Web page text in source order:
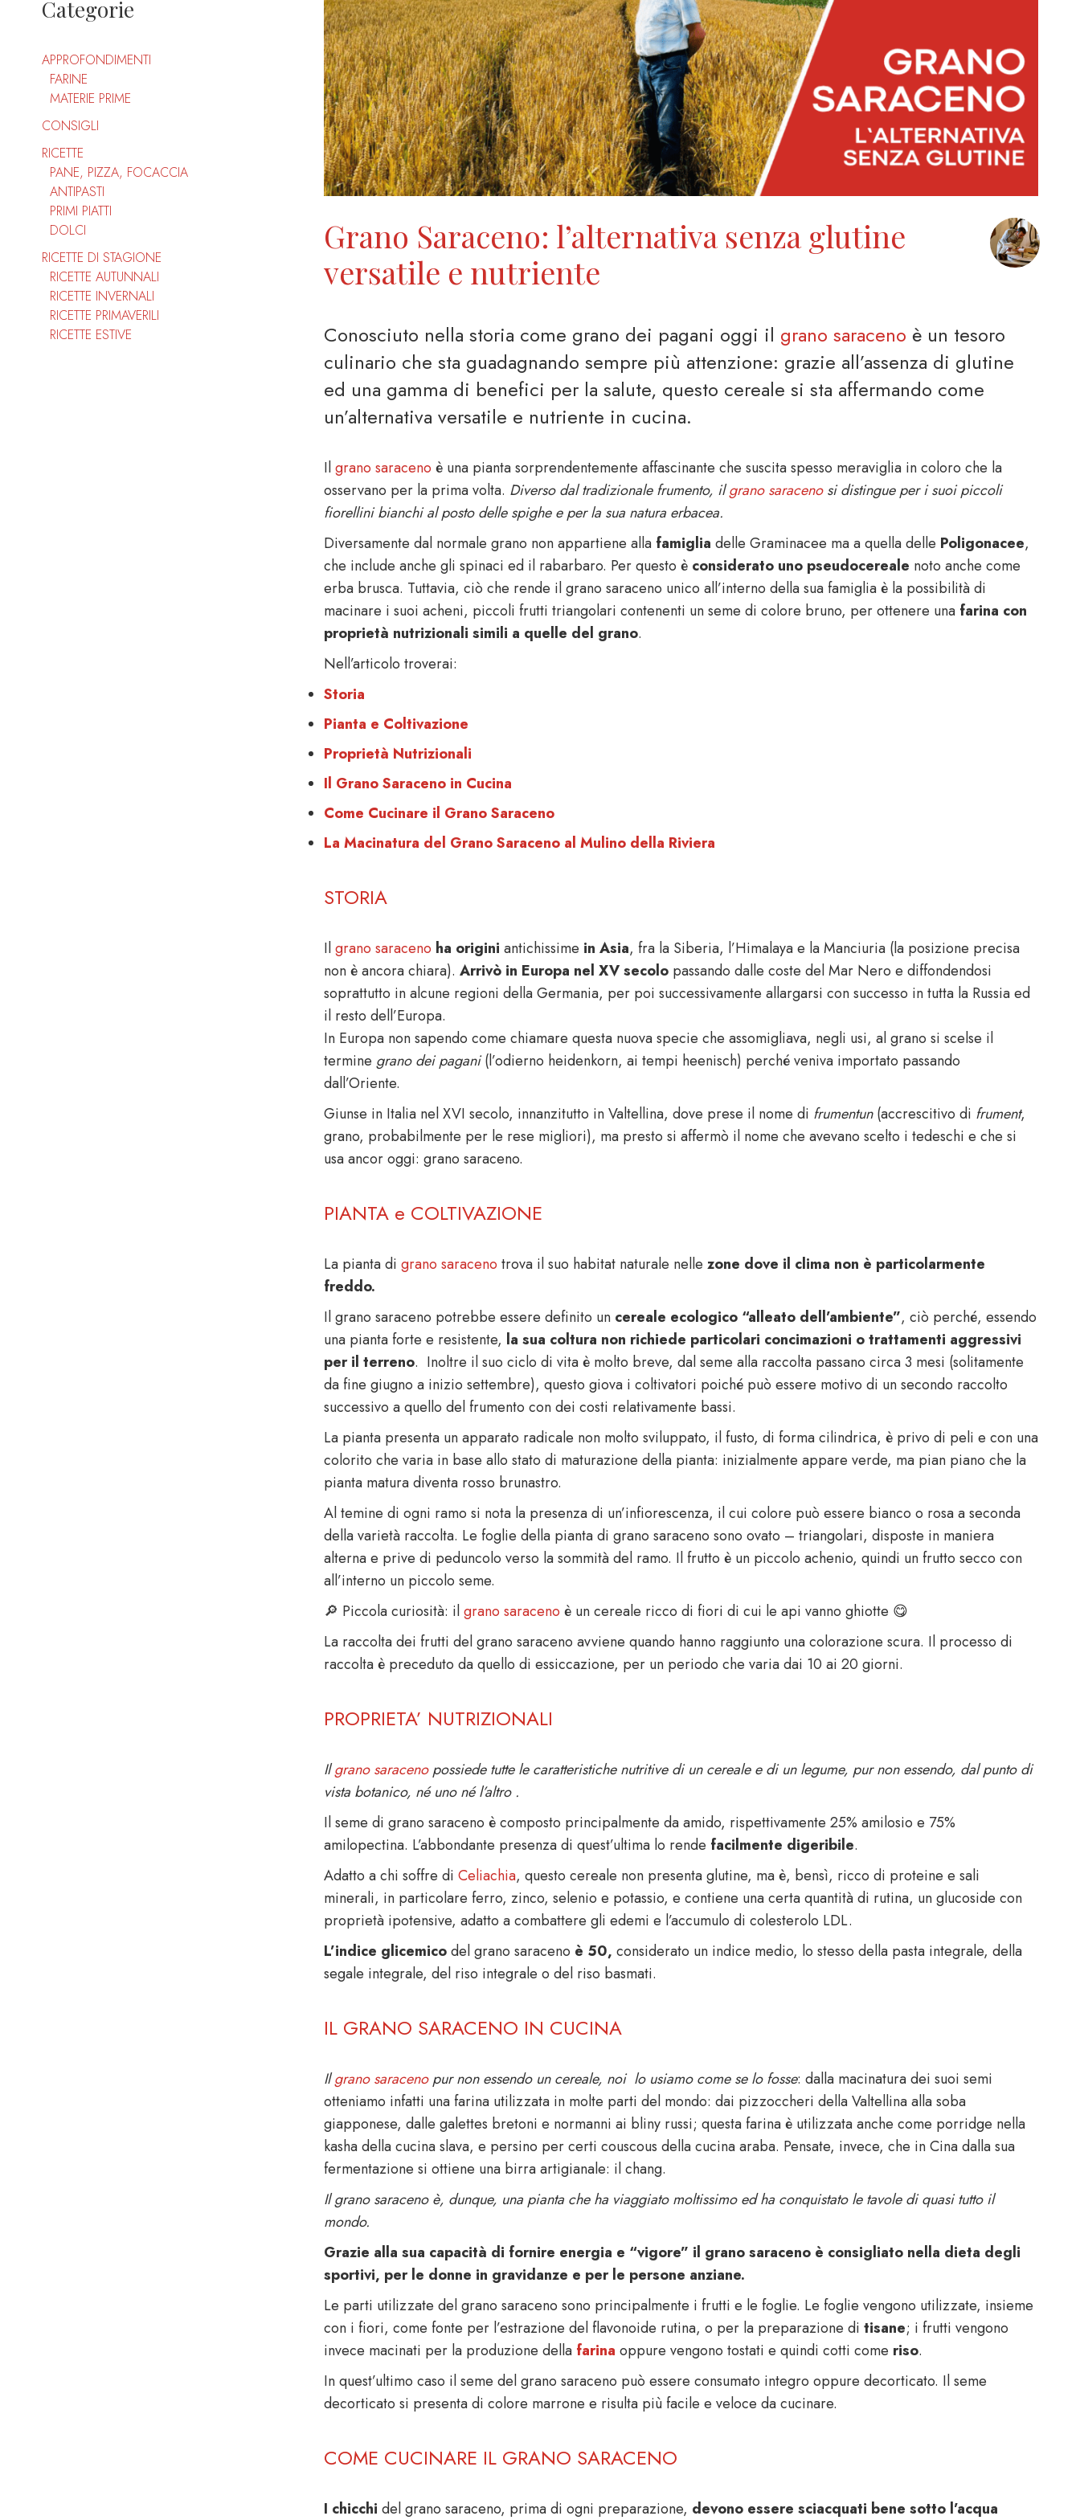
Categorie
APPROFONDIMENTI
FARINE
MATERIE PRIME
CONSIGLI
RICETTE
PANE, PIZZA, FOCACCIA
ANTIPASTI
PRIMI PIATTI
DOLCI
RICETTE DI STAGIONE
RICETTE AUTUNNALI
RICETTE INVERNALI
RICETTE PRIMAVERILI
RICETTE ESTIVE
Grano Saraceno: l’alternativa senza glutine
versatile e nutriente
Conosciuto nella storia come grano dei pagani oggi il grano saraceno è un tesoro
culinario che sta guadagnando sempre più attenzione: grazie all’assenza di glutine
ed una gamma di benefici per la salute, questo cereale si sta affermando come
un’alternativa versatile e nutriente in cucina.
Ilgrano saraceno è una pianta sorprendentemente affascinante che suscita spesso meraviglia in coloro che la
osservano per la prima volta. Diverso dal tradizionale frumento, ilgrano saracenosi distingue per i suoi piccoli
fiorellini bianchi al posto delle spighe e per la sua natura erbacea.
Diversamente dal normale grano non appartiene alla famiglia delle Graminacee ma a quella delle Poligonacee,
che include anche gli spinaci ed il rabarbaro. Per questo è considerato uno pseudocereale noto anche come
erba brusca. Tuttavia, ciò che rende il grano saraceno unico all’interno della sua famiglia è la possibilità di
macinare i suoi acheni, piccoli frutti triangolari contenenti un seme di colore bruno, per ottenere una farina con
proprietà nutrizionali simili a quelle del grano.
Nell’articolo troverai:
Storia
Pianta e Coltivazione
Proprietà Nutrizionali
Il Grano Saraceno in Cucina
Come Cucinare il Grano Saraceno
La Macinatura del Grano Saraceno al Mulino della Riviera
STORIA
Ilgrano saraceno ha origini antichissime in Asia, fra la Siberia, l’Himalaya e la Manciuria (la posizione precisa
non è ancora chiara). Arrivò in Europa nel XV secolopassando dalle coste del Mar Nero e diffondendosi
soprattutto in alcune regioni della Germania, per poi successivamente allargarsi con successo in tutta la Russia ed
il resto dell’Europa.
In Europa non sapendo come chiamare questa nuova specie che assomigliava, negli usi, al grano si scelse il
termine grano dei pagani(l’odierno heidenkorn, ai tempi heenisch) perché veniva importato passando
dall’Oriente.
Giunse in Italia nel XVI secolo, innanzitutto in Valtellina, dove prese il nome di frumentun(accrescitivo di frument,
grano, probabilmente per le rese migliori), ma presto si affermò il nome che avevano scelto i tedeschi e che si
usa ancor oggi: grano saraceno.
PIANTA e COLTIVAZIONE
La pianta di grano saraceno trova il suo habitat naturale nelle zone dove il clima non è particolarmente
freddo.
Il grano saraceno potrebbe essere definito un cereale ecologico “alleato dell’ambiente”, ciò perché, essendo
una pianta forte e resistente, la sua coltura non richiede particolari concimazioni o trattamenti aggressivi
per il terreno. Inoltre il suo ciclo di vita è molto breve, dal seme alla raccolta passano circa 3 mesi (solitamente
da fine giugno a inizio settembre), questo giova i coltivatori poiché può essere motivo di un secondo raccolto
successivo a quello del frumento con dei costi relativamente bassi.
La pianta presenta un apparato radicale non molto sviluppato, il fusto, di forma cilindrica, è privo di peli e con una
colorito che varia in base allo stato di maturazione della pianta: inizialmente appare verde, ma pian piano che la
pianta matura diventa rosso brunastro.
Al temine di ogni ramo si nota la presenza di un’infiorescenza, il cui colore può essere bianco o rosa a seconda
della varietà raccolta. Le foglie della pianta di grano saraceno sono ovato – triangolari, disposte in maniera
alterna e prive di peduncolo verso la sommità del ramo. Il frutto è un piccolo achenio, quindi un frutto secco con
all’interno un piccolo seme.
🔎 Piccola curiosità: ilgrano saraceno è un cereale ricco di fiori di cui le api vanno ghiotte 😋
La raccolta dei frutti del grano saraceno avviene quando hanno raggiunto una colorazione scura. Il processo di
raccolta è preceduto da quello di essiccazione, per un periodo che varia dai 10 ai 20 giorni.
PROPRIETA’ NUTRIZIONALI
Ilgrano saracenopossiede tutte le caratteristiche nutritive di un cereale e di un legume, pur non essendo, dal punto di
vista botanico, né uno né l’altro .
Il seme di grano saraceno è composto principalmente da amido, rispettivamente 25% amilosio e 75%
amilopectina. L’abbondante presenza di quest’ultima lo rende facilmente digeribile.
Adatto a chi soffre di Celiachia, questo cereale non presenta glutine, ma è, bensì, ricco di proteine e sali
minerali, in particolare ferro, zinco, selenio e potassio, e contiene una certa quantità di rutina, un glucoside con
proprietà ipotensive, adatto a combattere gli edemi e l’accumulo di colesterolo LDL.
L’indice glicemicodel grano saraceno è 50, considerato un indice medio, lo stesso della pasta integrale, della
segale integrale, del riso integrale o del riso basmati.
IL GRANO SARACENO IN CUCINA
Ilgrano saracenopur non essendo un cereale, noi lo usiamo come se lo fosse: dalla macinatura dei suoi semi
otteniamo infatti una farina utilizzata in molte parti del mondo: dai pizzoccheri della Valtellina alla soba
giapponese, dalle galettes bretoni e normanni ai bliny russi; questa farina è utilizzata anche come porridge nella
kasha della cucina slava, e persino per certi couscous della cucina araba. Pensate, invece, che in Cina dalla sua
fermentazione si ottiene una birra artigianale: il chang.
Il grano saraceno è, dunque, una pianta che ha viaggiato moltissimo ed ha conquistato le tavole di quasi tutto il
mondo.
Grazie alla sua capacità di fornire energia e “vigore” il grano saraceno è consigliato nella dieta degli
sportivi, per le donne in gravidanze e per le persone anziane.
Le parti utilizzate del grano saraceno sono principalmente i frutti e le foglie. Le foglie vengono utilizzate, insieme
con i fiori, come fonte per l’estrazione del flavonoide rutina, o per la preparazione di tisane; i frutti vengono
invece macinati per la produzione della farina oppure vengono tostati e quindi cotti come riso.
In quest’ultimo caso il seme del grano saraceno può essere consumato integro oppure decorticato. Il seme
decorticato si presenta di colore marrone e risulta più facile e veloce da cucinare.
COME CUCINARE IL GRANO SARACENO
I chicchi del grano saraceno, prima di ogni preparazione, devono essere sciacquati bene sotto l’acqua